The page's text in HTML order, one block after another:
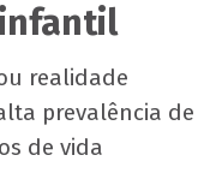
realidade
prevalência de
de vida